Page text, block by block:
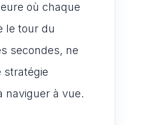
où chaque
le tour du
secondes, ne
stratégie
naviguer à vue.